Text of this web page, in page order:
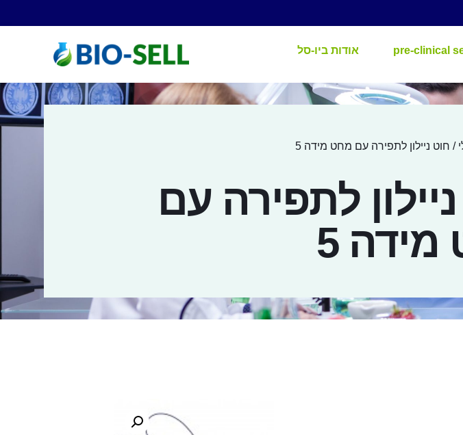
pre-clinical
אודות ביו-סל
/ חוט ניילון לתפירה עם מחט מידה 5
לתפירה עם
5